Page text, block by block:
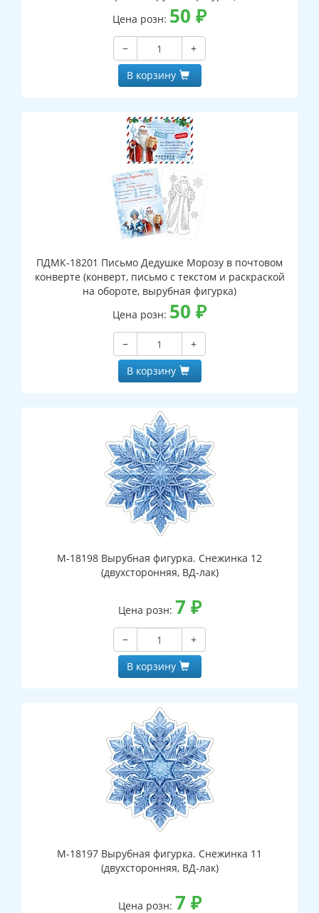
Цена розн: 50 ₽
−
+
В корзину
ПДМК-18201 Письмо Дедушке Морозу в почтовом
конверте (конверт, письмо с текстом и раскраской
на обороте, вырубная фигурка)
Цена розн: 50 ₽
−
+
В корзину
М-18198 Вырубная фигурка. Снежинка 12
(двухсторонняя, ВД-лак)
Цена розн: 7 ₽
−
+
В корзину
М-18197 Вырубная фигурка. Снежинка 11
(двухсторонняя, ВД-лак)
Цена розн: 7 ₽